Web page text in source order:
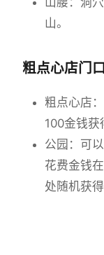
山。
粗点心店门口
粗点心店
100金钱获
公园：可
花费金钱
处随机获得